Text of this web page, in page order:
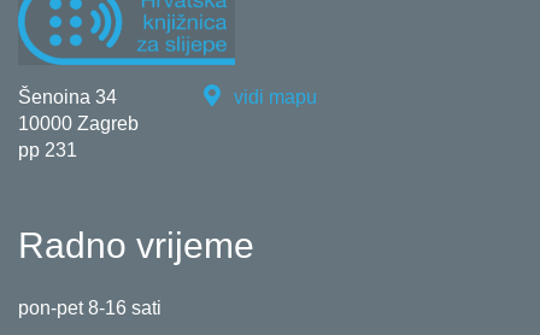
Šenoina 34
vidi mapu
10000 Zagreb
pp 231
Radno vrijeme
pon-pet 8-16 sati